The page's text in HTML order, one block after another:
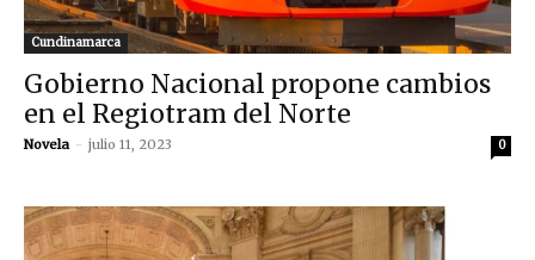
Cundinamarca
Gobierno Nacional propone cambios
en el Regiotram del Norte
Novela - julio 11, 2023 0